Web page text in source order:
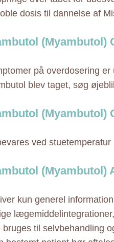
dosis til dannelse af
(Myambutol)
på overdosering
blev taget, søg
(Myambutol)
ved
(Myambutol)
kun generel
bruges til selvbehandling